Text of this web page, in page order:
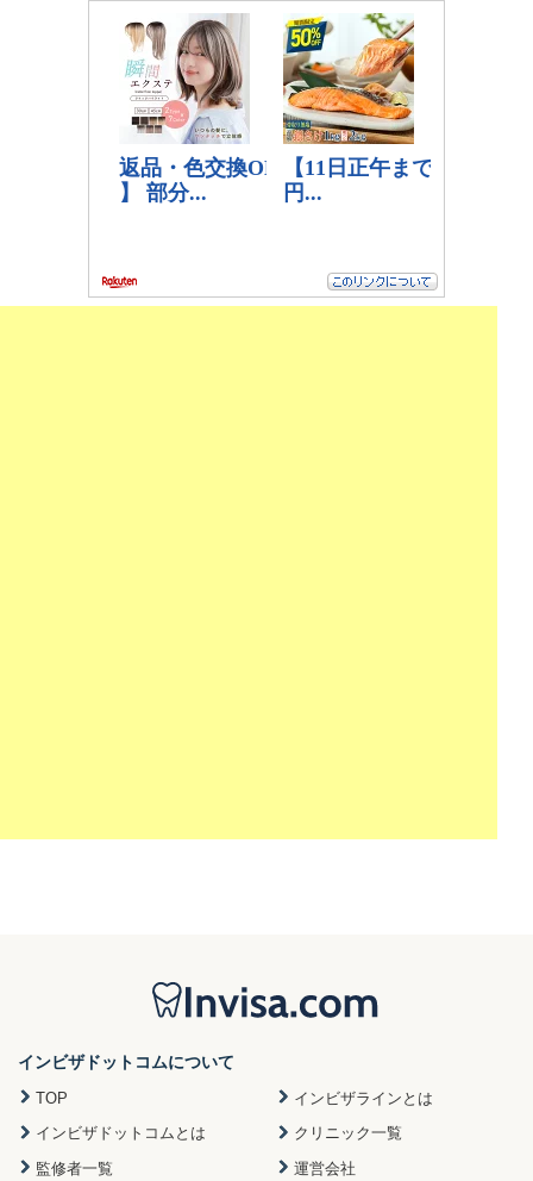
インビザドットコムについて
TOP
インビザラインとは
インビザドットコムとは
クリニック一覧
監修者一覧
運営会社